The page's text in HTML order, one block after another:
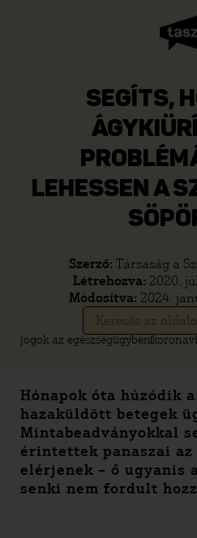
SEGÍTS,
LEHESSEN A
Szerző: Társaság a
Létrehozva: 2020.
Módosítva: 2024.
jogok az egészségügyben
Hónapok óta húzódik
hazaküldött betegek
Mintabeadványokkal
érintettek panaszai az
elérjenek – ő ugyanis
senki nem fordult